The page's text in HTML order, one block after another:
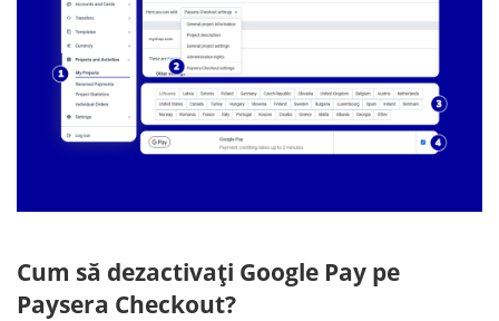
Cum să dezactivați Google Pay pe
Paysera Checkout?